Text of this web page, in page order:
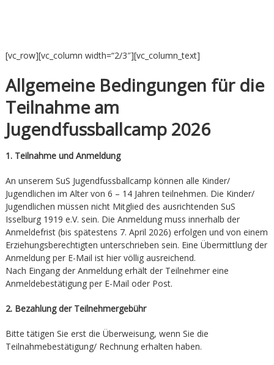
[vc_row][vc_column width=“2/3″][vc_column_text]
Allgemeine Bedingungen für die
Teilnahme am
Jugendfussballcamp 2026
1. Teilnahme und Anmeldung
An unserem SuS Jugendfussballcamp können alle Kinder/
Jugendlichen im Alter von 6 – 14 Jahren teilnehmen. Die Kinder/
Jugendlichen müssen nicht Mitglied des ausrichtenden SuS
Isselburg 1919 e.V. sein. Die Anmeldung muss innerhalb der
Anmeldefrist (bis spätestens 7. April 2026) erfolgen und von einem
Erziehungsberechtigten unterschrieben sein. Eine Übermittlung der
Anmeldung per E-Mail ist hier völlig ausreichend.
Nach Eingang der Anmeldung erhält der Teilnehmer eine
Anmeldebestätigung per E-Mail oder Post.
2. Bezahlung der Teilnehmergebühr
Bitte tätigen Sie erst die Überweisung, wenn Sie die
Teilnahmebestätigung/ Rechnung erhalten haben.